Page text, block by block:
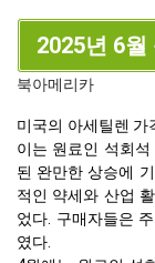
2025년 6월
북아메리카
미국의 아세틸렌 가
이는 원료인 석회
된 완만한 상승에
적인 약세와 산업
었다. 구매자들은
였다.